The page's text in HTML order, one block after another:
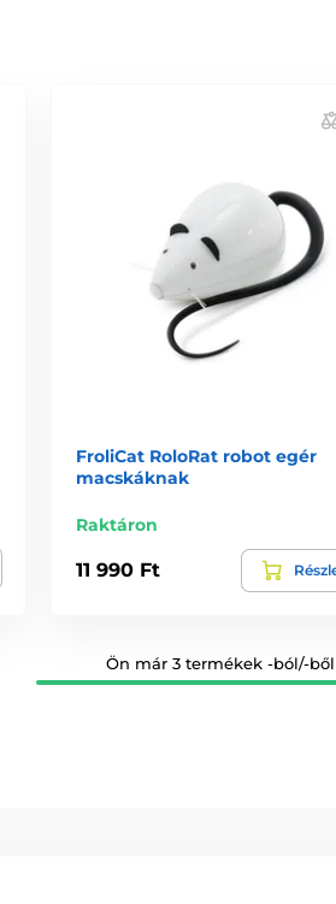
FroliCat RoloRat robot egér
macskáknak
Raktáron
11 990 Ft
Ön már 3 termékek -ból/-ből